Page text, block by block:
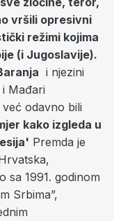
vršili opresivni
režimi kojima
(i Jugoslavije).
i njezini
Mađari
odavno bili
kako izgleda u
Premda je
sa 1991. godinom
Srbima”,